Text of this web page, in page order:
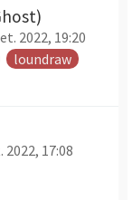
2022, 19:20
loundraw
2022, 17:08